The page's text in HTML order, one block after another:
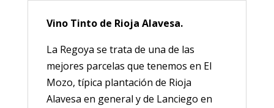
Vino Tinto de Rioja Alavesa.
La Regoya se trata de una de las
mejores parcelas que tenemos en El
Mozo, típica plantación de Rioja
Alavesa en general y de Lanciego en